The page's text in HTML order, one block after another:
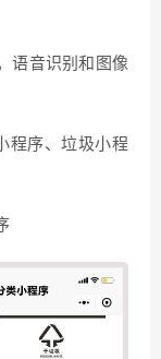
语音识别和图像
程序、垃圾小程